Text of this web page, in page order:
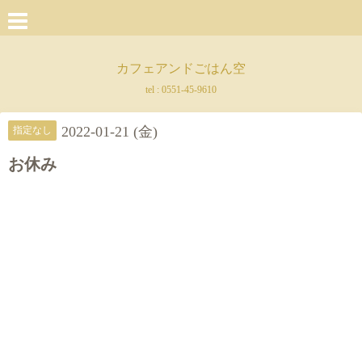
カフェアンドごはん空
tel : 0551-45-9610
指定なし 2022-01-21 (金)
お休み